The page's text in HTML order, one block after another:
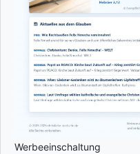
Werbeeinschaltung